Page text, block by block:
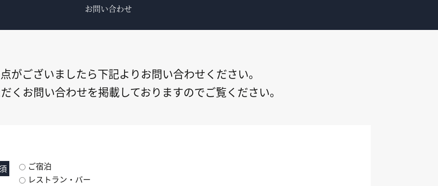
お問い合わせ
がございましたら下記よりお問い合わせください。
くお問い合わせを掲載しておりますのでご覧ください。
ご宿泊
レストラン・バー